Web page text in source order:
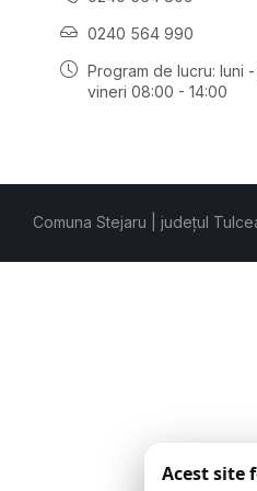
0240 564 990
Program de lucru: luni
vineri 08:00 - 14:00
Comuna Stejaru | județul
Acest site